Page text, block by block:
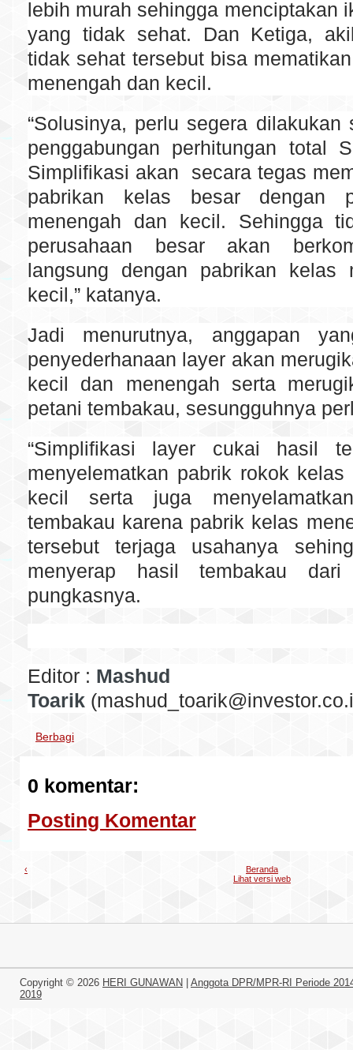
lebih murah sehingga menciptakan
yang tidak sehat. Dan Ketiga,
tidak sehat tersebut bisa
menengah dan kecil.
“Solusinya, perlu segera dilakukan
penggabungan perhitungan total
Simplifikasi akan secara tegas
pabrikan kelas besar dengan
menengah dan kecil. Sehingga
perusahaan besar akan
langsung dengan pabrikan kelas
kecil,” katanya.
Jadi menurutnya, anggapan
penyederhanaan layer akan
kecil dan menengah serta
petani tembakau, sesungguhnya
“Simplifikasi layer cukai hasil
menyelematkan pabrik rokok kelas
kecil serta juga
tembakau karena pabrik kelas
tersebut terjaga usahanya
menyerap hasil tembakau dari
pungkasnya.
Editor : Mashud
Toarik
Berbagi
0 komentar:
Posting Komentar
‹
Beranda
Lihat versi web
Copyright © 2026 HERI GUNAWAN
Anggota DPR/MPR-RI Periode
2019